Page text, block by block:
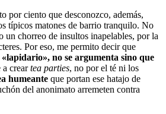
por ciento que desconozco, además,
típicos matones de barrio tranquilo. No
un chorreo de insultos inapelables, por la
Por eso, me permito decir que
«lapidario», no se argumenta sino que
creartea parties, no por el té ni los
humeante que portan ese hatajo de
del anonimato arremeten contra